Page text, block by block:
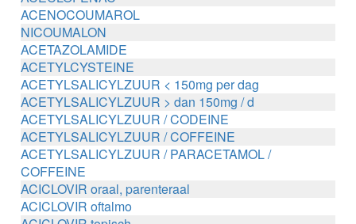
ACENOCOUMAROL
NICOUMALON
ACETAZOLAMIDE
ACETYLCYSTEINE
ACETYLSALICYLZUUR < 150mg per dag
ACETYLSALICYLZUUR > dan 150mg / d
ACETYLSALICYLZUUR / CODEINE
ACETYLSALICYLZUUR / COFFEINE
ACETYLSALICYLZUUR / PARACETAMOL /
COFFEINE
ACICLOVIR oraal, parenteraal
ACICLOVIR oftalmo